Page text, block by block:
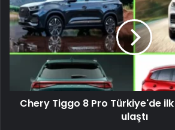
Chery Tiggo 8 Pro Türkiye'de
ulaştı